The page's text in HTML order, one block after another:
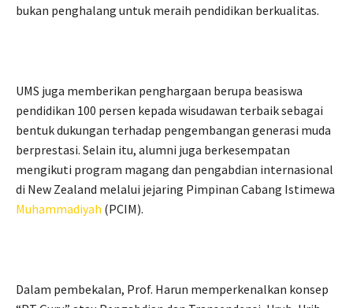
bukan penghalang untuk meraih pendidikan berkualitas.
UMS juga memberikan penghargaan berupa beasiswa
pendidikan 100 persen kepada wisudawan terbaik sebagai
bentuk dukungan terhadap pengembangan generasi muda
berprestasi. Selain itu, alumni juga berkesempatan
mengikuti program magang dan pengabdian internasional
di New Zealand melalui jejaring Pimpinan Cabang Istimewa
Muhammadiyah (PCIM).
Dalam pembekalan, Prof. Harun memperkenalkan konsep